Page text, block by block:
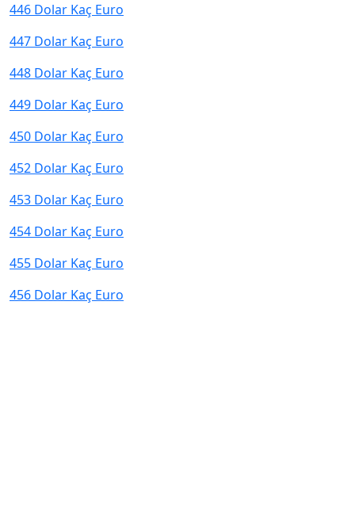
446 Dolar Kaç Euro
447 Dolar Kaç Euro
448 Dolar Kaç Euro
449 Dolar Kaç Euro
450 Dolar Kaç Euro
452 Dolar Kaç Euro
453 Dolar Kaç Euro
454 Dolar Kaç Euro
455 Dolar Kaç Euro
456 Dolar Kaç Euro